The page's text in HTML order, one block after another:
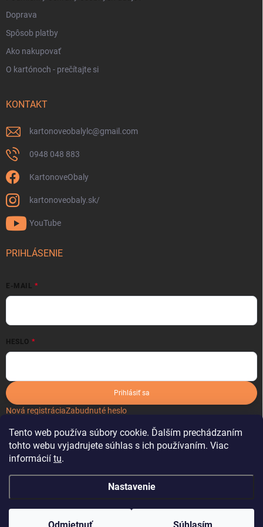
Tento web používa súbory cookie. Ďalším prechádzaním
tohto webu vyjadrujete súhlas s ich používaním. Viac
informácií tu.
Nastavenie
Doprava
Spôsob platby
Ako nakupovať
O kartónoch - prečítajte si
KONTAKT
kartonoveobalylc@gmail.com
0948 048 883
KartonoveObaly
kartonoveobaly.sk/
YouTube
PRIHLÁSENIE
E-MAIL
HESLO
Prihlásiť sa
Nová registráciaZabudnuté heslo
Copyright 2026 kartonoveobaly.sk . Všetky práva vyhradené.